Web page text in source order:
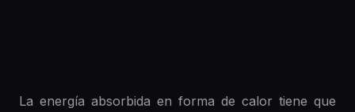
La energía absorbida en forma de calor tiene que